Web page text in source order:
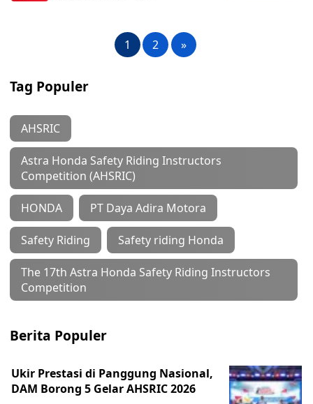
1 2 »
Tag Populer
AHSRIC
Astra Honda Safety Riding Instructors
Competition (AHSRIC)
HONDA PT Daya Adira Motora
Safety Riding Safety riding Honda
The 17th Astra Honda Safety Riding Instructors
Competition
Berita Populer
Ukir Prestasi di Panggung Nasional,
DAM Borong 5 Gelar AHSRIC 2026